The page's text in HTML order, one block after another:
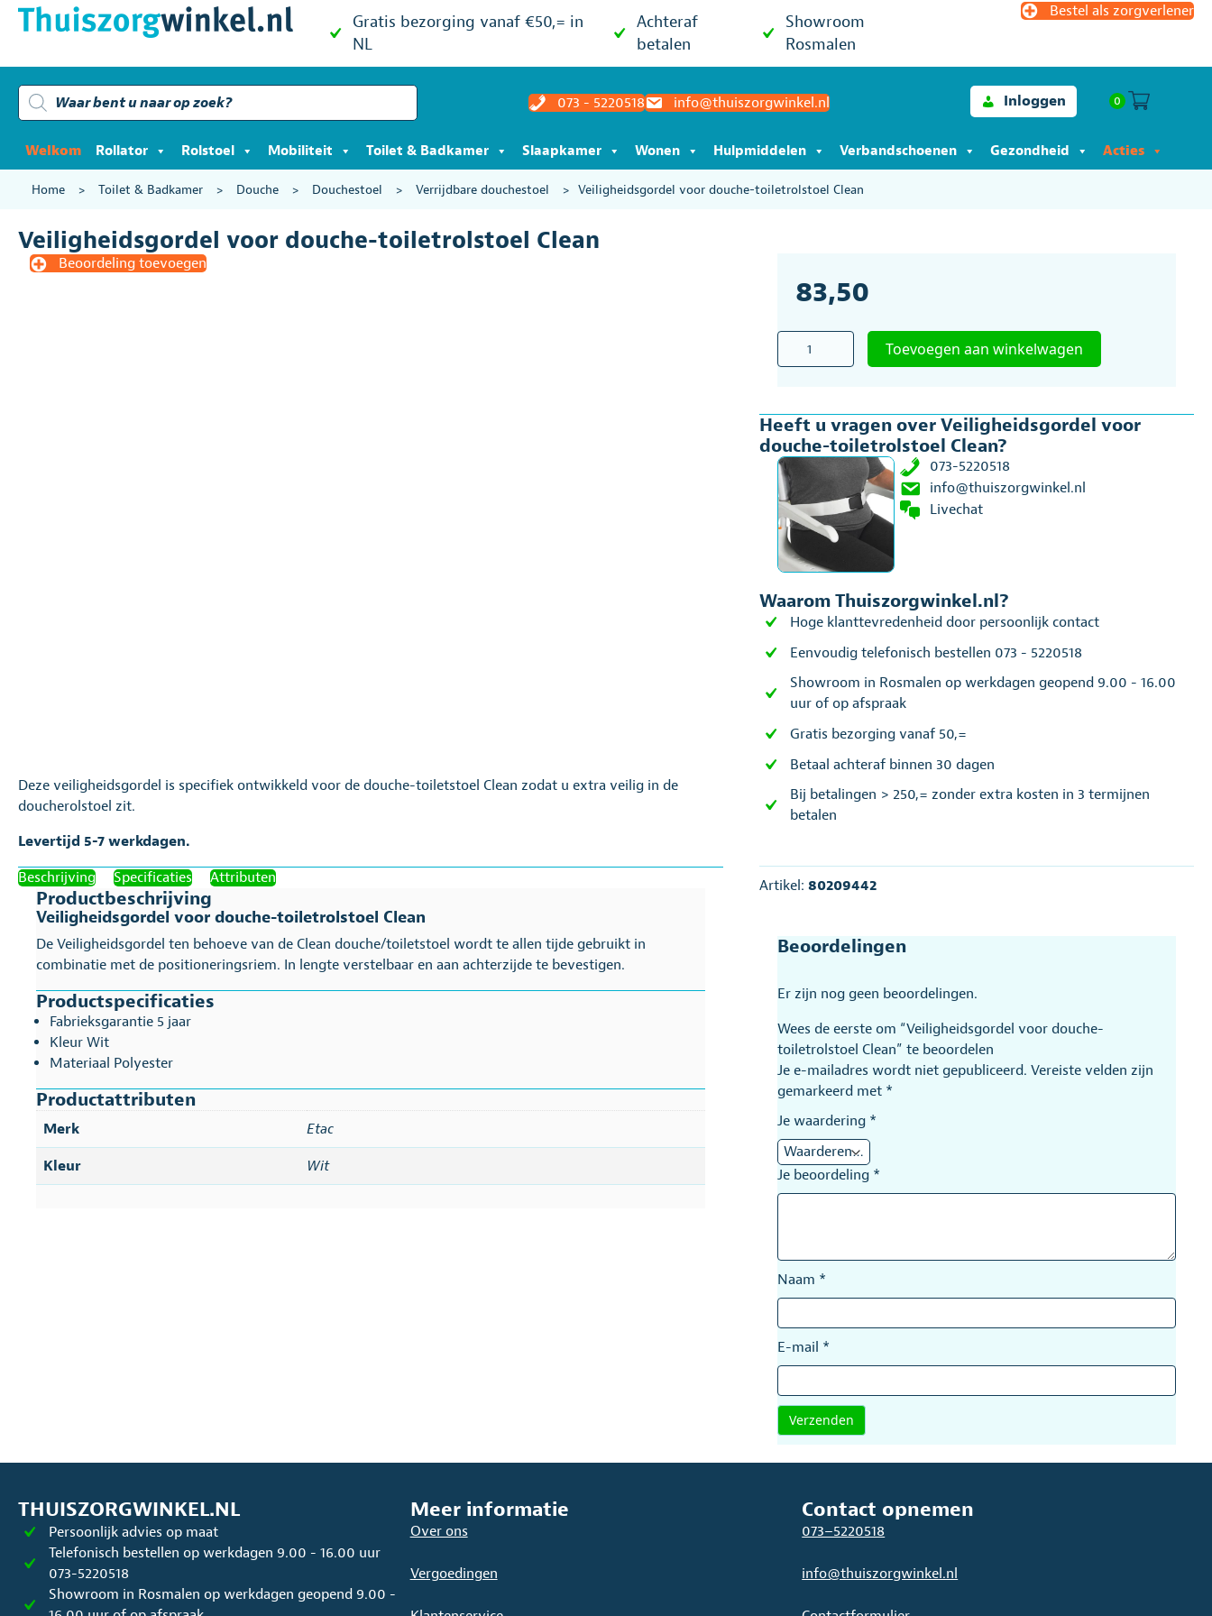
Gratis bezorging vanaf €50,= in
NL
Achteraf
betalen
Showroom
Rosmalen
Bestel als zorgverlener
Producten
zoeken
073 - 5220518 info@thuiszorgwinkel.nl Inloggen 0
Welkom Rollator Rolstoel Mobiliteit Toilet & Badkamer Slaapkamer Wonen Hulpmiddelen Verbandschoenen Gezondheid Acties
Home > Toilet & Badkamer > Douche > Douchestoel > Verrijdbare douchestoel > Veiligheidsgordel voor douche-toiletrolstoel Clean
Veiligheidsgordel voor douche-toiletrolstoel Clean
Beoordeling toevoegen
Deze veiligheidsgordel is specifiek ontwikkeld voor de douche-toiletstoel Clean zodat u extra veilig in de
doucherolstoel zit.
Levertijd 5-7 werkdagen.
Beschrijving
Specificaties Attributen
Productbeschrijving
Veiligheidsgordel voor douche-toiletrolstoel Clean
De Veiligheidsgordel ten behoeve van de Clean douche/toiletstoel wordt te allen tijde gebruikt in
combinatie met de positioneringsriem. In lengte verstelbaar en aan achterzijde te bevestigen.
Productspecificaties
Fabrieksgarantie 5 jaar
Kleur Wit
Materiaal Polyester
Productattributen
Merk Etac
Kleur Wit
83,50
Veiligheidsgordel
voor
Clean
aantal
Toevoegen aan winkelwagen
Heeft u vragen over Veiligheidsgordel voor
douche-toiletrolstoel Clean?
073-5220518
info@thuiszorgwinkel.nl
Livechat
Waarom Thuiszorgwinkel.nl?
Hoge klanttevredenheid door persoonlijk contact
Eenvoudig telefonisch bestellen 073 - 5220518
Showroom in Rosmalen op werkdagen geopend 9.00 - 16.00
uur of op afspraak
Gratis bezorging vanaf 50,=
Betaal achteraf binnen 30 dagen
Bij betalingen > 250,= zonder extra kosten in 3 termijnen
betalen
Artikel:80209442
Beoordelingen
Er zijn nog geen beoordelingen.
Wees de eerste om “Veiligheidsgordel voor douche-
toiletrolstoel Clean” te beoordelen
Je e-mailadres wordt niet gepubliceerd. Vereiste velden zijn
gemarkeerd met *
Je waardering *
Je beoordeling *
Naam *
E-mail *
THUISZORGWINKEL.NL
Persoonlijk advies op maat
Telefonisch bestellen op werkdagen 9.00 - 16.00 uur
073-5220518
Showroom in Rosmalen op werkdagen geopend 9.00 -
Meer informatie
Over ons
Vergoedingen
Contact opnemen
073–5220518
info@thuiszorgwinkel.nl